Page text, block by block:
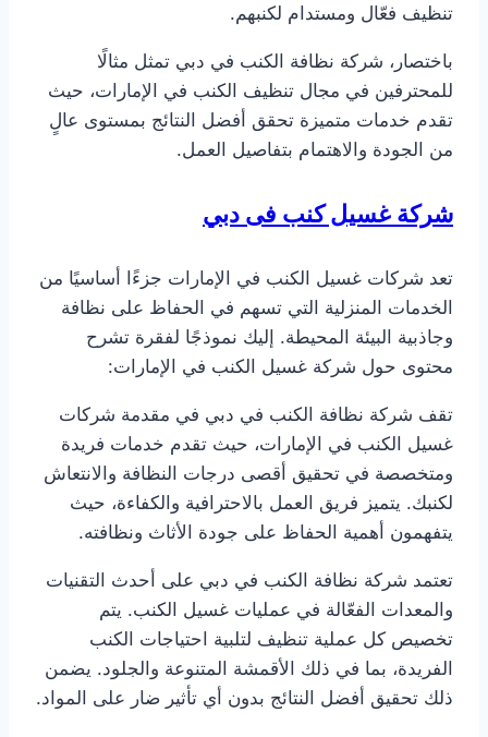
تنظيف فعّال ومستدام لكنبهم.
باختصار، شركة نظافة الكنب في دبي تمثل مثالًا
للمحترفين في مجال تنظيف الكنب في الإمارات، حيث
تقدم خدمات متميزة تحقق أفضل النتائج بمستوى عالٍ
من الجودة والاهتمام بتفاصيل العمل.
شركة غسيل كنب فى دبي
تعد شركات غسيل الكنب في الإمارات جزءًا أساسيًا من
الخدمات المنزلية التي تسهم في الحفاظ على نظافة
وجاذبية البيئة المحيطة. إليك نموذجًا لفقرة تشرح
محتوى حول شركة غسيل الكنب في الإمارات:
تقف شركة نظافة الكنب في دبي في مقدمة شركات
غسيل الكنب في الإمارات، حيث تقدم خدمات فريدة
ومتخصصة في تحقيق أقصى درجات النظافة والانتعاش
لكنبك. يتميز فريق العمل بالاحترافية والكفاءة، حيث
يتفهمون أهمية الحفاظ على جودة الأثاث ونظافته.
تعتمد شركة نظافة الكنب في دبي على أحدث التقنيات
والمعدات الفعّالة في عمليات غسيل الكنب. يتم
تخصيص كل عملية تنظيف لتلبية احتياجات الكنب
الفريدة، بما في ذلك الأقمشة المتنوعة والجلود. يضمن
ذلك تحقيق أفضل النتائج بدون أي تأثير ضار على المواد.